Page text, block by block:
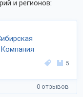
и регионов:
5
0 отзывов